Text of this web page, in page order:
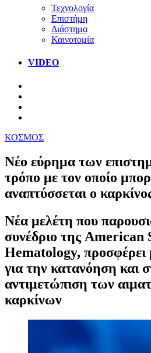
Τεχνολογία
Επιστήμη
Διάστημα
Καινοτομία
VIDEO
ΚΟΣΜΟΣ
Νέο εύρημα των
τρόπο με τον οποίο
αναπτύσσεται ο
Νέα μελέτη που
συνέδριο της American
Hematology, προσφέρει
για την κατανόηση και
αντιμετώπιση των
καρκίνων